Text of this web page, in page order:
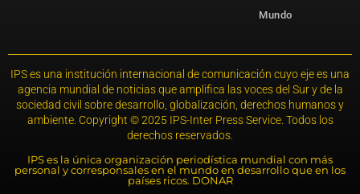
Mundo
IPS es una institución internacional de comunicación cuyo eje es una
agencia mundial de noticias que amplifica las voces del Sur y de la
sociedad civil sobre desarrollo, globalización, derechos humanos y
ambiente. Copyright © 2025 IPS-Inter Press Service. Todos los
derechos reservados.
IPS es la única organización periodística mundial con más
personal y corresponsales en el mundo en desarrollo que en los
países ricos. DONAR